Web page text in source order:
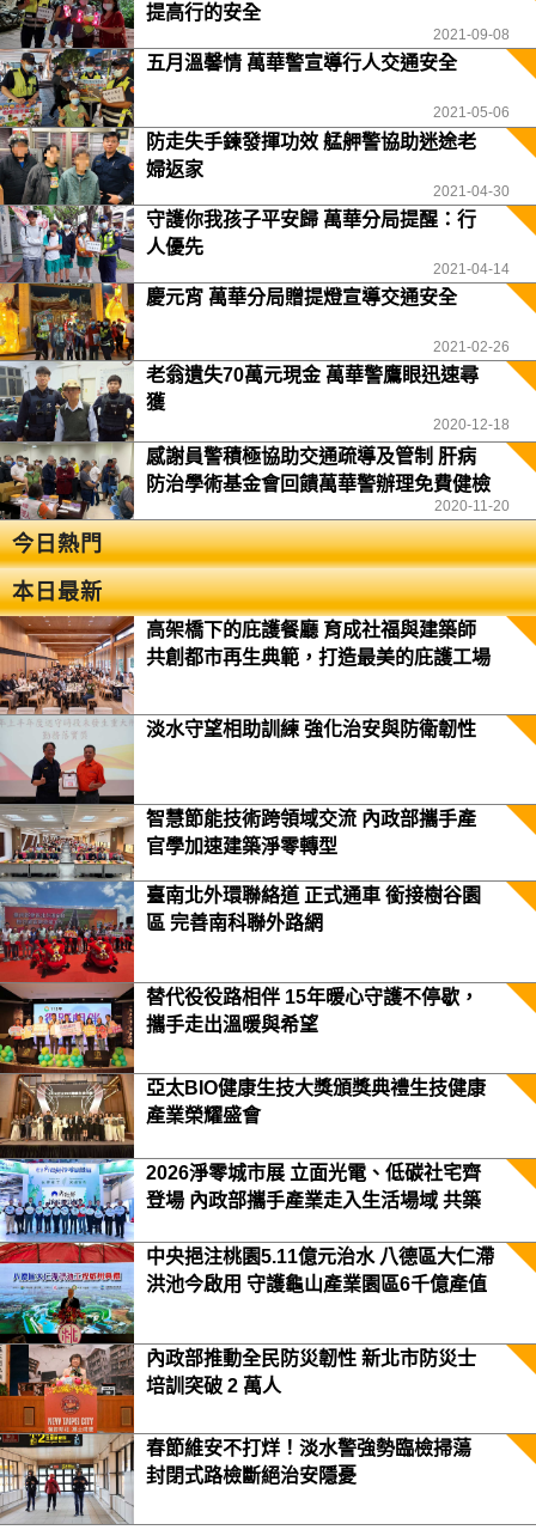
提高行的安全
2021-09-08
五月溫馨情 萬華警宣導行人交通安全
2021-05-06
防走失手鍊發揮功效 艋舺警協助迷途老
婦返家
2021-04-30
守護你我孩子平安歸 萬華分局提醒：行
人優先
2021-04-14
慶元宵 萬華分局贈提燈宣導交通安全
2021-02-26
老翁遺失70萬元現金 萬華警鷹眼迅速尋
獲
2020-12-18
感謝員警積極協助交通疏導及管制 肝病
防治學術基金會回饋萬華警辦理免費健檢
2020-11-20
今日熱門
本日最新
高架橋下的庇護餐廳 育成社福與建築師
共創都市再生典範，打造最美的庇護工場
淡水守望相助訓練 強化治安與防衛韌性
智慧節能技術跨領域交流 內政部攜手產
官學加速建築淨零轉型
臺南北外環聯絡道 正式通車 銜接樹谷園
區 完善南科聯外路網
替代役役路相伴 15年暖心守護不停歇，
攜手走出溫暖與希望
亞太BIO健康生技大獎頒獎典禮生技健康
產業榮耀盛會
2026淨零城市展 立面光電、低碳社宅齊
登場 內政部攜手產業走入生活場域 共築
中央挹注桃園5.11億元治水 八德區大仁滯
洪池今啟用 守護龜山產業園區6千億產值
內政部推動全民防災韌性 新北市防災士
培訓突破 2 萬人
春節維安不打烊！淡水警強勢臨檢掃蕩
封閉式路檢斷絕治安隱憂